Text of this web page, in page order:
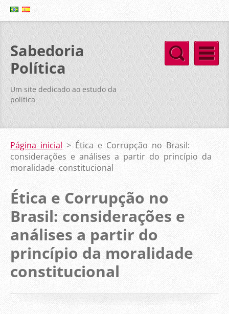
Sabedoria
Política
Um site dedicado ao estudo da
política
Página inicial > Ética e Corrupção no Brasil:
considerações e análises a partir do princípio da
moralidade constitucional
Ética e Corrupção no
Brasil: considerações e
análises a partir do
princípio da moralidade
constitucional